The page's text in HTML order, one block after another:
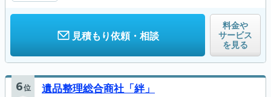
見積もり依頼・相談
料金や
サービス
を見る
6位 遺品整理総合商社「絆」